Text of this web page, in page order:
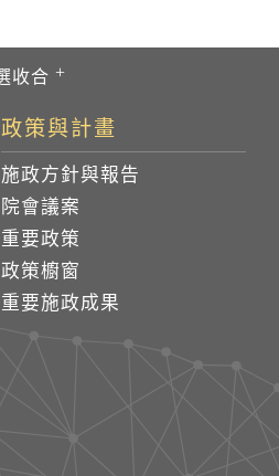
政策與計畫
施政方針與報告
院會議案
重要政策
政策櫥窗
重要施政成果